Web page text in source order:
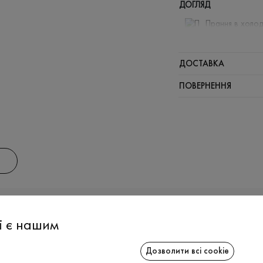
ДОГЛЯД
Прання в
Щадний
ДОСТАВКА
ПОВЕРНЕННЯ
є нашим
Дозволити всі cookie